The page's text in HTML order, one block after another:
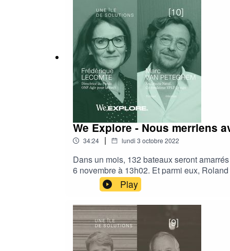
de pare-brise à domicile, et Geneviève
entreprises, de l'investissement
We Explore - Nous merriens
34:24 | lundi 3 octobre 2022
Dans un mois, 132 bateaux seront
6 novembre à 13h02. Et parmi eux,
côtés d’autres grands navigateurs
de Marc Van Peteghem, du cabinet
Explore. Puis nous avons appelé
Rhum, Bilou va emmener la terre avec lui,
Play